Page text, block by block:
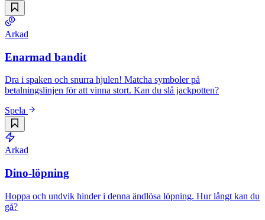
Arkad
Enarmad bandit
Dra i spaken och snurra hjulen! Matcha symboler på
betalningslinjen för att vinna stort. Kan du slå jackpotten?
Spela
Arkad
Dino-löpning
Hoppa och undvik hinder i denna ändlösa löpning. Hur långt kan du
gå?